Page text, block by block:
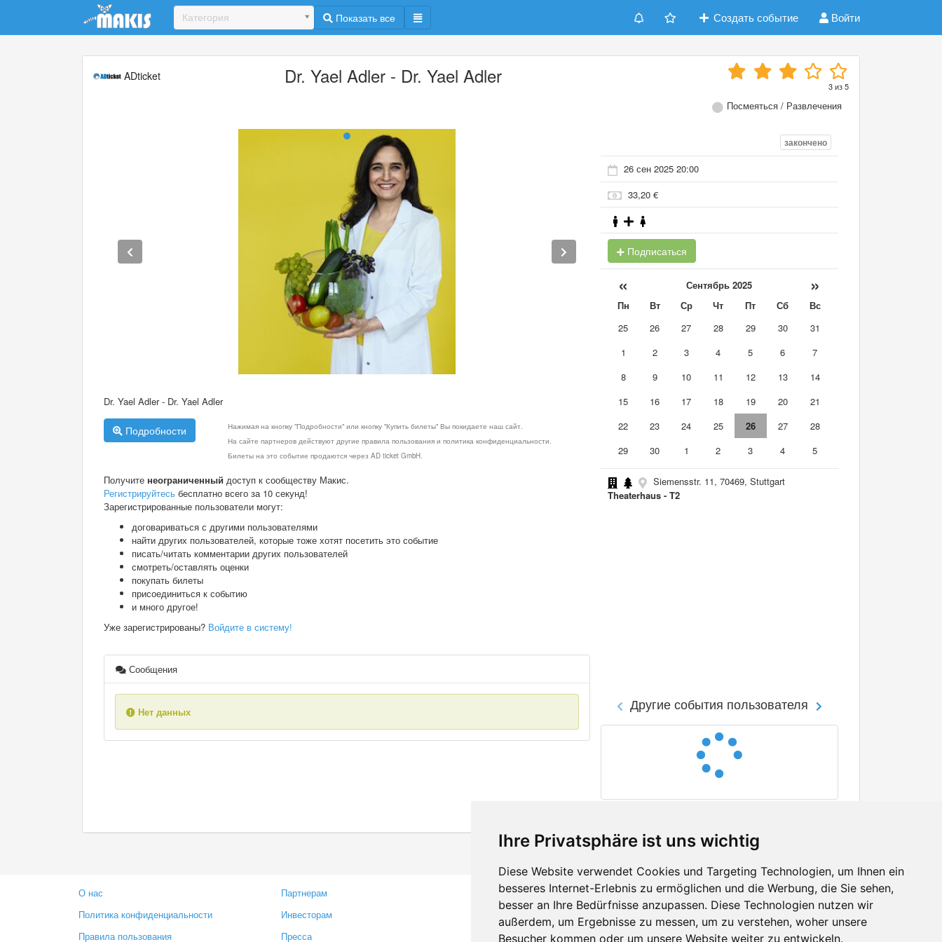
Ihre Privatsphäre ist uns wichtig
Diese Website verwendet Cookies und Targeting Technologien, um Ihnen ein
besseres Internet-Erlebnis zu ermöglichen und die Werbung, die Sie sehen,
besser an Ihre Bedürfnisse anzupassen. Diese Technologien nutzen wir
außerdem, um Ergebnisse zu messen, um zu verstehen, woher unsere
Besucher kommen oder um unsere Website weiter zu entwickeln.
Update cookies preferences
Категория Показать все Создать событие Войти
ADticket Dr. Yael Adler - Dr. Yael Adler 3из5
Посмеяться / Развлечения
Dr. Yael Adler - Dr. Yael Adler
Подробности
Нажимая на кнопку "Подробности" или кнопку "Купить билеты" Вы покидаете наш сайт.
На сайте партнеров действуют другие правила пользования и политика конфиденциальности.
Билеты на это событие продаются через AD ticket GmbH.
Получите неограниченный доступ к сообществу Макис.
Регистрируйтесь бесплатно всего за 10 секунд!
Зарегистрированные пользователи могут:
договариваться с другими пользователями
найти других пользователей, которые тоже хотят посетить это событие
писать/читать комментарии других пользователей
смотреть/оставлять оценки
покупать билеты
присоединиться к событию
и много другое!
Уже зарегистрированы? Войдите в систему!
Сообщения
Нет данных
закончено
26 сен 2025 20:00
33,20 €
Подписаться
« Сентябрь 2025 »
Пн Вт Ср Чт Пт Сб
Вс
25
26 27 28 29 30
31
1
2 3 4 5 6
7
8
9 10 11 12 13
14
15
16 17 18 19 20
21
22
23 24 25 26 27
28
29
30 1 2 3 4 5
Siemensstr. 11, 70469, Stuttgart
Theaterhaus - T2
Другие события пользователя
О нас
Политика конфиденциальности
Правила пользования
Партнерам
Инвесторам
Пресса
Контакты
Оставить отзыв
Сообщить об ошибке
Facebook
Twitter
YouTube